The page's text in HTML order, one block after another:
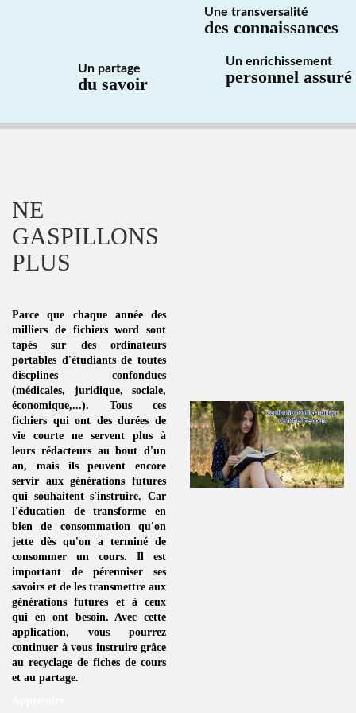
Une transversalité
des connaissances
Un partage
du savoir
Un enrichissement
personnel assuré
NE
GASPILLONS
PLUS
Parce que chaque année des
milliers de fichiers word sont
tapés sur des ordinateurs
portables d'étudiants de toutes
discplines confondues
(médicales, juridique, sociale,
économique,...). Tous ces
fichiers qui ont des durées de
vie courte ne servent plus à
leurs rédacteurs au bout d'un
an, mais ils peuvent encore
servir aux générations futures
qui souhaitent s'instruire. Car
l'éducation de transforme en
bien de consommation qu'on
jette dès qu'on a terminé de
consommer un cours. Il est
important de pérenniser ses
savoirs et de les transmettre aux
générations futures et à ceux
qui en ont besoin. Avec cette
application, vous pourrez
continuer à vous instruire grâce
au recyclage de fiches de cours
et au partage.